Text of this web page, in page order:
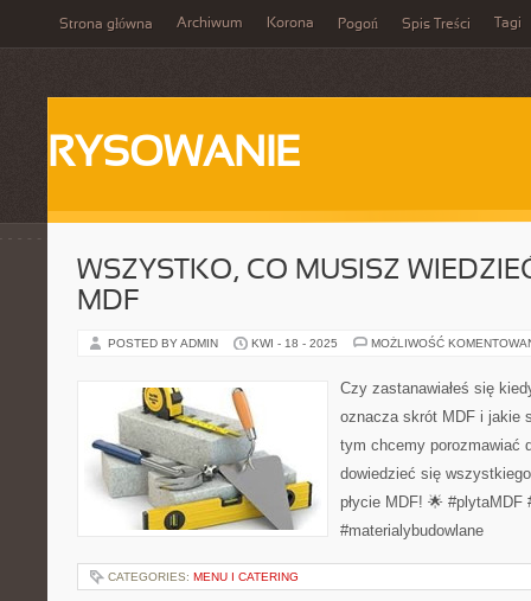
Strona główna Archiwum Korona Pogoń Spis Treści Tagi
RYSOWANIE
WSZYSTKO, CO MUSISZ
MDF
POSTED BY ADMIN KWI - 18 - 2025 MOŻLIWOŚĆ
Czy zastanawiałeś się
oznacza skrót MDF i jakie
tym chcemy porozmawiać
dowiedzieć się
płycie MDF! 🌟 #plytaMDF
#materialybudowlane
CATEGORIES: MENU I CATERING